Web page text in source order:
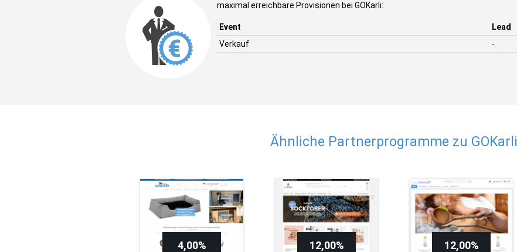
maximal erreichbare Provisionen bei GOKarli:
Event Lead
Verkauf
-
Ähnliche Partnerprogramme zu GOKarli
4,00% 12,00% 12,00%